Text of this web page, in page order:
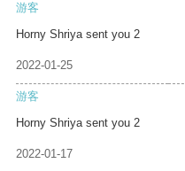
游客
Horny Shriya sent you 2
2022-01-25
游客
Horny Shriya sent you 2
2022-01-17